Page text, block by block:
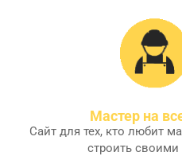
Мастер на
Сайт для тех, кто любит
строить своими